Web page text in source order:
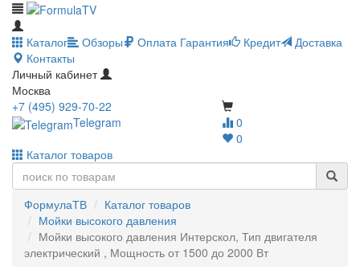
Каталог Обзоры Оплата Гарантия Кредит
Доставка
Контакты
Личный кабинет
Москва
0
0
+7 (495) 929-70-22
Telegram
Каталог товаров
ФормулаТВ
Каталог товаров
Мойки высокого давления
Мойки высокого давления Интерскол, Тип двигателя
электрический , Мощность от 1500 до 2000 Вт